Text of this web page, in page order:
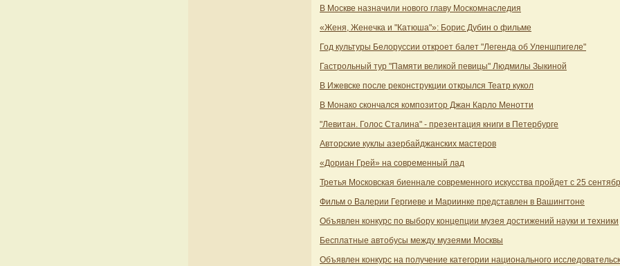
В Москве назначили нового главу Москомнаследия
«Женя, Женечка и "Катюша"»: Борис Дубин о фильме
Год культуры Белоруссии откроет балет "Легенда об Уленшпигеле"
Гастрольный тур "Памяти великой певицы" Людмилы Зыкиной
В Ижевске после реконструкции открылся Театр кукол
В Монако скончался композитор Джан Карло Менотти
"Левитан. Голос Сталина" - презентация книги в Петербурге
Авторские куклы азербайджанских мастеров
«Дориан Грей» на современный лад
Третья Московская биеннале современного искусства пройдет с 25
Фильм о Валерии Гергиеве и Мариинке представлен в Вашингтоне
Объявлен конкурс по выбору концепции музея достижений науки и техники
Бесплатные автобусы между музеями Москвы
Объявлен конкурс на получение категории национального